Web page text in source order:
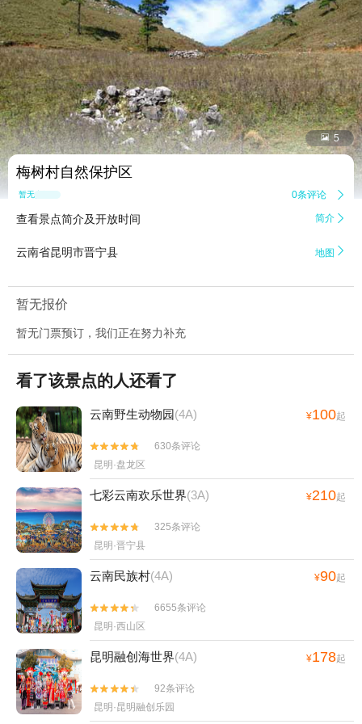
 5
梅树村自然保护区
暂无点评 0条评论 
查看景点简介及开放时间 简介 
云南省昆明市晋宁县 地图 
暂无报价
暂无门票预订，我们正在努力补充
看了该景点的人还看了
云南野生动物园(4A) ¥100起


630条评论
昆明·盘龙区
七彩云南欢乐世界(3A) ¥210起


325条评论
昆明·晋宁县
云南民族村(4A) ¥90起


6655条评论
昆明·西山区
昆明融创海世界(4A) ¥178起


92条评论
昆明·昆明融创乐园
